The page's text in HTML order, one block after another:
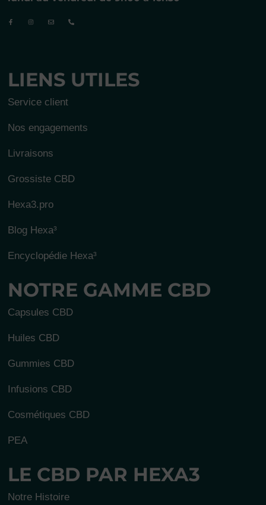
LIENS UTILES
Service client
Nos engagements
Livraisons
Grossiste CBD
Hexa3.pro
Blog Hexa³
Encyclopédie Hexa³
NOTRE GAMME CBD
Capsules CBD
Huiles CBD
Gummies CBD
Infusions CBD
Cosmétiques CBD
PEA
LE CBD PAR HEXA3
Notre Histoire